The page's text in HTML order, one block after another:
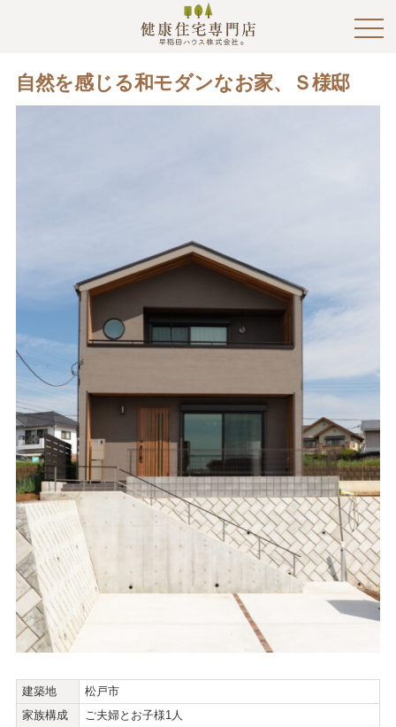
自然を感じる和モダンなお家、Ｓ様邸
建築地
松戸市
家族構成
ご夫婦とお子様1人